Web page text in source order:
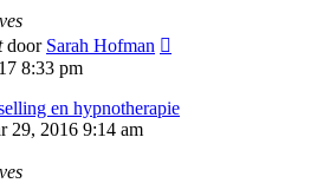
door Sarah Hofman
8:33 pm
en hypnotherapie
29, 2016 9:14 am